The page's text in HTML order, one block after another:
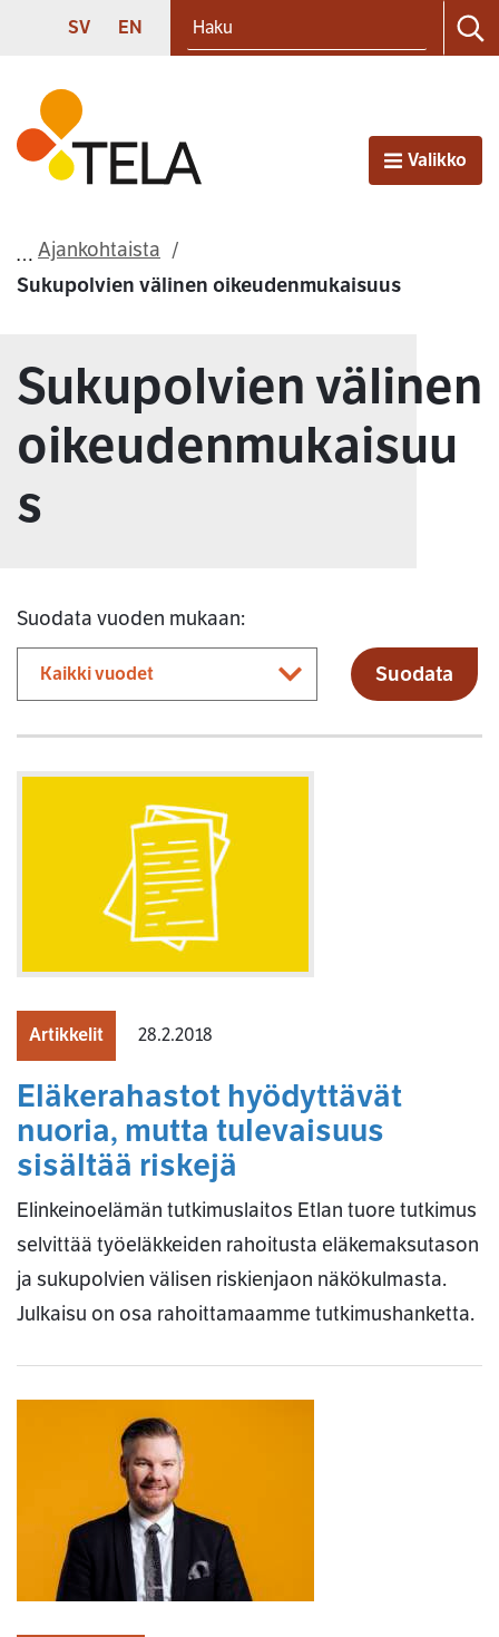
Siirry sisältöön
SVENSKA
SV ENGLISH
EN
Etusivu
AvaaValikko
Ajankohtaista
Sukupolvien välinen oikeudenmukaisuus
Sukupolvien välinen
oikeudenmukaisuu
s
Suodata vuoden mukaan:
Suodata
Artikkelit 28.2.2018
Eläkerahastot hyödyttävät
nuoria, mutta tulevaisuus
sisältää riskejä
Elinkeinoelämän tutkimuslaitos Etlan tuore tutkimus
selvittää työeläkkeiden rahoitusta eläkemaksutason
ja sukupolvien välisen riskienjaon näkökulmasta.
Julkaisu on osa rahoittamaamme tutkimushanketta.